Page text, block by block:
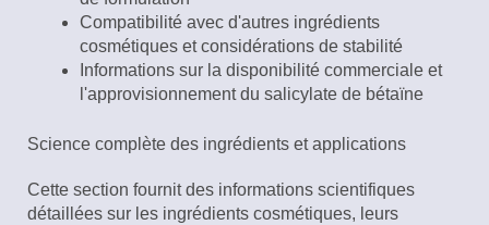
Compatibilité avec d'autres ingrédients
cosmétiques et considérations de stabilité
Informations sur la disponibilité commerciale et
l'approvisionnement du salicylate de bétaïne
Science complète des ingrédients et applications
Cette section fournit des informations scientifiques
détaillées sur les ingrédients cosmétiques, leurs